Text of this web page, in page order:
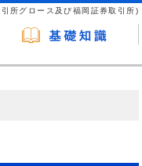
所グロース及び福岡証券取引所)